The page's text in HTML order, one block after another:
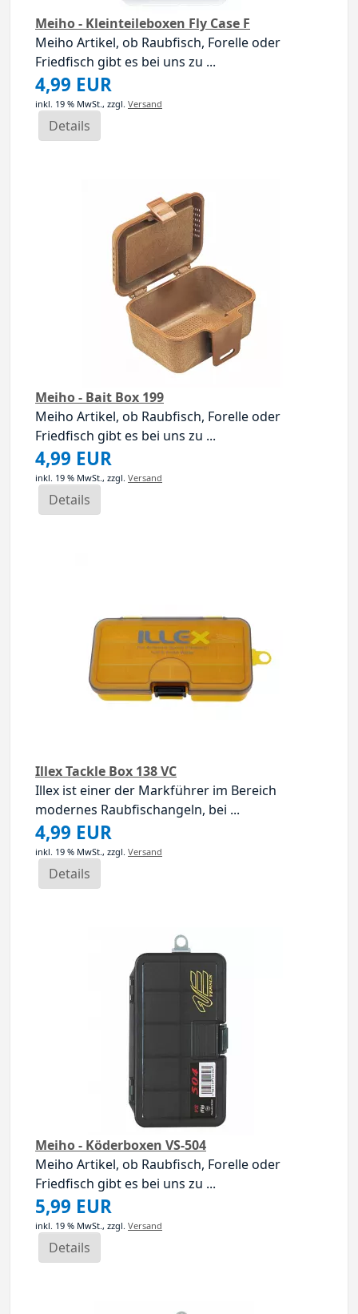
Meiho - Kleinteileboxen Fly Case F
Meiho Artikel, ob Raubfisch, Forelle oder
Friedfisch gibt es bei uns zu ...
4,99 EUR
inkl. 19 % MwSt., zzgl. Versand
Details
Meiho - Bait Box 199
Meiho Artikel, ob Raubfisch, Forelle oder
Friedfisch gibt es bei uns zu ...
4,99 EUR
inkl. 19 % MwSt., zzgl. Versand
Details
Illex Tackle Box 138 VC
Illex ist einer der Markführer im Bereich
modernes Raubfischangeln, bei ...
4,99 EUR
inkl. 19 % MwSt., zzgl. Versand
Details
Meiho - Köderboxen VS-504
Meiho Artikel, ob Raubfisch, Forelle oder
Friedfisch gibt es bei uns zu ...
5,99 EUR
inkl. 19 % MwSt., zzgl. Versand
Details